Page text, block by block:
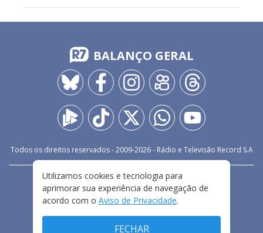
BALANÇO GERAL
Todos os direitos reservados - 2009-2026- Rádio e Televisão Record S.A
FALE CONOSCO
PRIVACIDADE
TERMOS E CONDIÇÕES DE USO
Utilizamos cookies e tecnologia para
aprimorar sua experiência de navegação de
acordo com o Aviso de Privacidade.
FECHAR